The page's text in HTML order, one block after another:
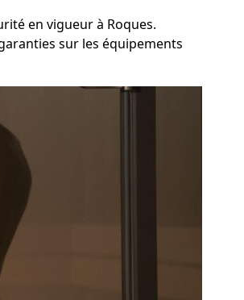
en vigueur à Roques.
sur les équipements